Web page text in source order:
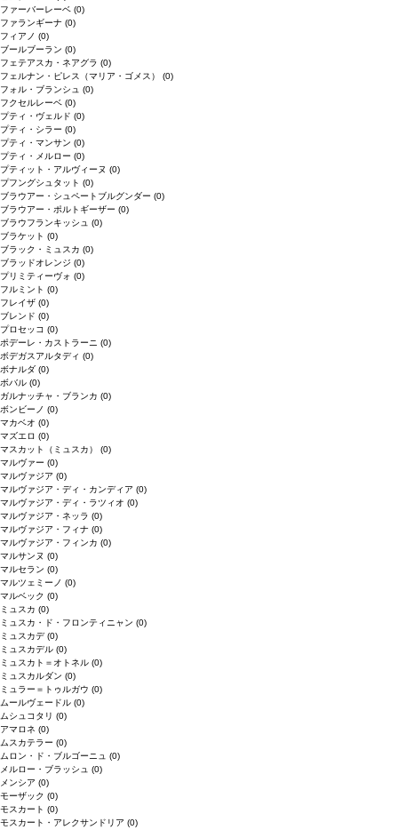
ファーバーレーベ (0)
ファランギーナ (0)
フィアノ (0)
ブールブーラン (0)
フェテアスカ・ネアグラ (0)
フェルナン・ピレス（マリア・ゴメス） (0)
フォル・ブランシュ (0)
フクセルレーベ (0)
プティ・ヴェルド (0)
プティ・シラー (0)
プティ・マンサン (0)
プティ・メルロー (0)
プティット・アルヴィーヌ (0)
プフングシュタット (0)
ブラウアー・シュペートブルグンダー (0)
ブラウアー・ポルトギーザー (0)
ブラウフランキッシュ (0)
ブラケット (0)
ブラック・ミュスカ (0)
ブラッドオレンジ (0)
プリミティーヴォ (0)
フルミント (0)
フレイザ (0)
ブレンド (0)
プロセッコ (0)
ポデーレ・カストラーニ (0)
ボデガスアルタディ (0)
ボナルダ (0)
ボバル (0)
ガルナッチャ・ブランカ (0)
ボンビーノ (0)
マカベオ (0)
マズエロ (0)
マスカット（ミュスカ） (0)
マルヴァー (0)
マルヴァジア (0)
マルヴァジア・ディ・カンディア (0)
マルヴァジア・ディ・ラツィオ (0)
マルヴァジア・ネッラ (0)
マルヴァジア・フィナ (0)
マルヴァジア・フィンカ (0)
マルサンヌ (0)
マルセラン (0)
マルツェミーノ (0)
マルベック (0)
ミュスカ (0)
ミュスカ・ド・フロンティニャン (0)
ミュスカデ(0)
ミュスカデル (0)
ミュスカト＝オトネル (0)
ミュスカルダン (0)
ミュラー＝トゥルガウ (0)
ムールヴェードル (0)
ムシュコタリ (0)
アマロネ (0)
ムスカテラー (0)
ムロン・ド・ブルゴーニュ (0)
メルロー・ブラッシュ (0)
メンシア (0)
モーザック (0)
モスカート (0)
モスカート・アレクサンドリア (0)